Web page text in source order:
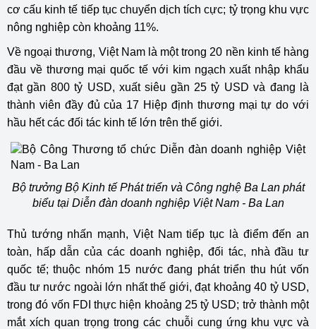
cơ cấu kinh tế tiếp tục chuyển dịch tích cực; tỷ trọng khu vực
nông nghiệp còn khoảng 11%.
Về ngoại thương, Việt Nam là một trong 20 nền kinh tế hàng
đầu về thương mại quốc tế với kim ngạch xuất nhập khẩu
đạt gần 800 tỷ USD, xuất siêu gần 25 tỷ USD và đang là
thành viên đầy đủ của 17 Hiệp định thương mại tự do với
hầu hết các đối tác kinh tế lớn trên thế giới.
Bộ trưởng Bộ Kinh tế Phát triển và Công nghệ Ba Lan phát
biểu tại Diễn đàn doanh nghiệp Việt Nam - Ba Lan
Thủ tướng nhấn mạnh, Việt Nam tiếp tục là điểm đến an
toàn, hấp dẫn của các doanh nghiệp, đối tác, nhà đầu tư
quốc tế; thuộc nhóm 15 nước đang phát triển thu hút vốn
đầu tư nước ngoài lớn nhất thế giới, đạt khoảng 40 tỷ USD,
trong đó vốn FDI thực hiện khoảng 25 tỷ USD; trở thành một
mắt xích quan trọng trong các chuỗi cung ứng khu vực và